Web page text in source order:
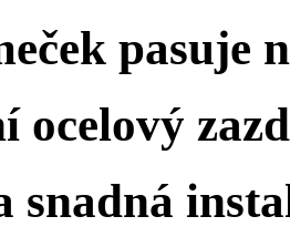
pasuje
ocelový
snadná